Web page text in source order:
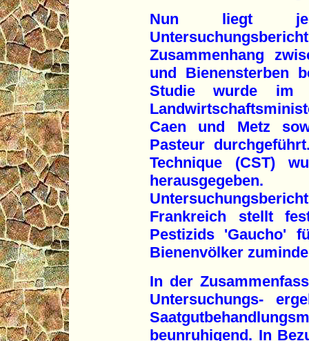
Nun liegt
Zusammenhang
und Bienensterben
Studie wurde im
Caen und Metz
Pasteur
Technique (CST)
Frankreich stellt
Pestizids 'Gaucho'
Bienenvölker
In der
Untersuchungs-
beunruhigend. In